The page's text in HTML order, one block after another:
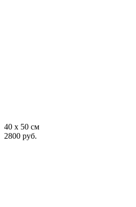
40 x 50 см
2800 руб.